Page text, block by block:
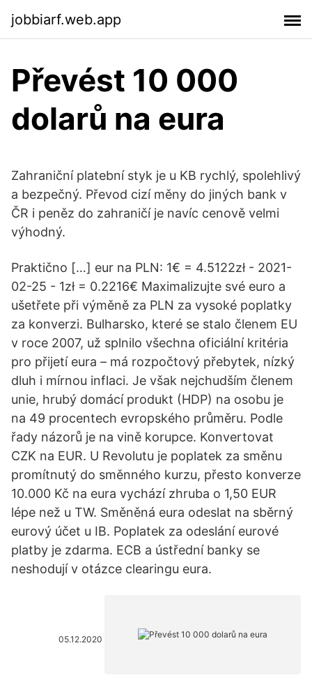
jobbiarf.web.app
Převést 10 000
dolarů na eura
Zahraniční platební styk je u KB rychlý, spolehlivý
a bezpečný. Převod cizí měny do jiných bank v
ČR i peněz do zahraničí je navíc cenově velmi
výhodný.
Praktično […] eur na PLN: 1€ = 4.5122zł - 2021-
02-25 - 1zł = 0.2216€ Maximalizujte své euro a
ušetřete při výměně za PLN za vysoké poplatky
za konverzi. Bulharsko, které se stalo členem EU
v roce 2007, už splnilo všechna oficiální kritéria
pro přijetí eura – má rozpočtový přebytek, nízký
dluh i mírnou inflaci. Je však nejchudším členem
unie, hrubý domácí produkt (HDP) na osobu je
na 49 procentech evropského průměru. Podle
řady názorů je na vině korupce. Konvertovat
CZK na EUR. U Revolutu je poplatek za směnu
promítnutý do směnného kurzu, přesto konverze
10.000 Kč na eura vychází zhruba o 1,50 EUR
lépe než u TW. Směněná eura odeslat na sběrný
eurový účet u IB. Poplatek za odeslání eurové
platby je zdarma. ECB a ústřední banky se
neshodují v otázce clearingu eura.
05.12.2020